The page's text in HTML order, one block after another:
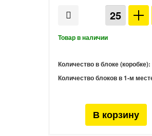
Количество в блоке (коробке):
Количество блоков в 1-м